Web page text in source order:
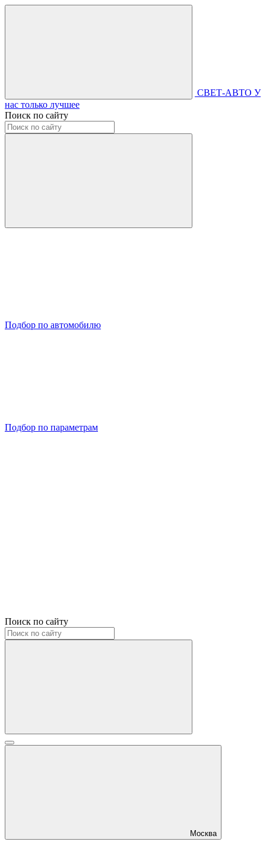
СВЕТ-АВТО У
нас только лучшее
Поиск по сайту
Подбор по автомобилю
Подбор по параметрам
Поиск по сайту
Москва